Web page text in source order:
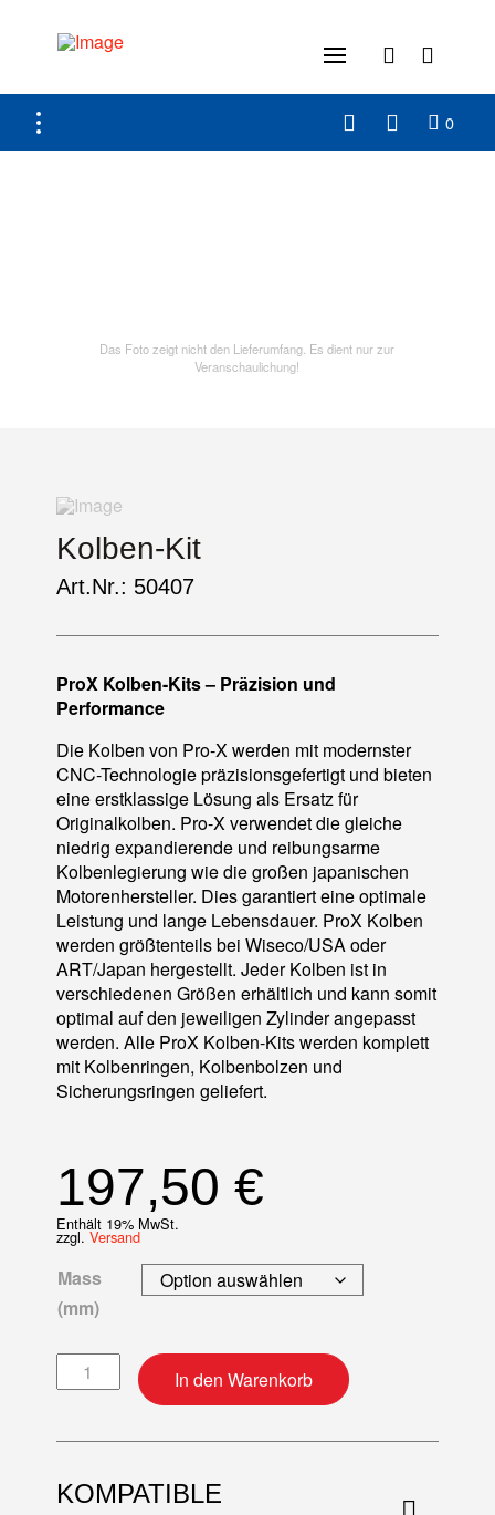
0
Das Foto zeigt nicht den Lieferumfang. Es dient nur zur
Veranschaulichung!
Kolben-Kit
Art.Nr.: 50407
ProX Kolben-Kits – Präzision und
Performance
Die Kolben von Pro-X werden mit modernster
CNC-Technologie präzisionsgefertigt und bieten
eine erstklassige Lösung als Ersatz für
Originalkolben. Pro-X verwendet die gleiche
niedrig expandierende und reibungsarme
Kolbenlegierung wie die großen japanischen
Motorenhersteller. Dies garantiert eine optimale
Leistung und lange Lebensdauer. ProX Kolben
werden größtenteils bei Wiseco/USA oder
ART/Japan hergestellt. Jeder Kolben ist in
verschiedenen Größen erhältlich und kann somit
optimal auf den jeweiligen Zylinder angepasst
werden. Alle ProX Kolben-Kits werden komplett
mit Kolbenringen, Kolbenbolzen und
Sicherungsringen geliefert.
197,50 €
Enthält 19% MwSt.
zzgl. Versand
Mass
(mm)
Kolben-Kit MengeIn den Warenkorb
KOMPATIBLE